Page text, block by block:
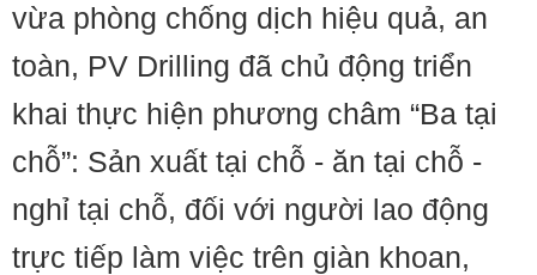
vừa phòng chống dịch hiệu quả, an
toàn, PV Drilling đã chủ động triển
khai thực hiện phương châm “Ba tại
chỗ”: Sản xuất tại chỗ - ăn tại chỗ -
nghỉ tại chỗ, đối với người lao động
trực tiếp làm việc trên giàn khoan,